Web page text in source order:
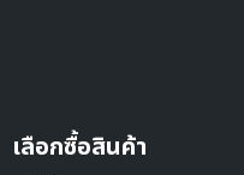
เลือกซื้อสินค้า